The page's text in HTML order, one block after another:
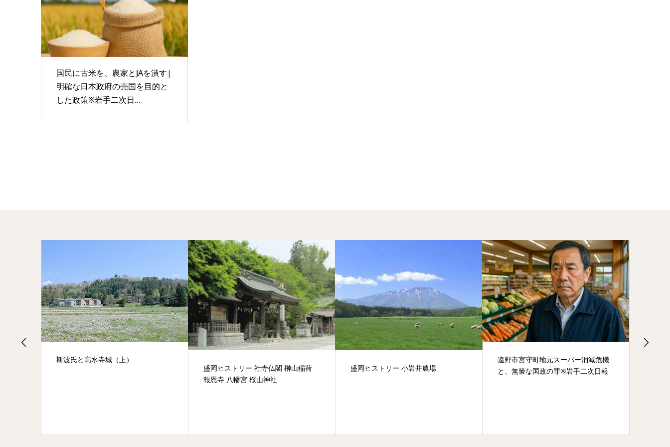
国民に古米を、農家とJAを潰す|
明確な日本政府の売国を目的と
した政策※岩手二次日...
斯波氏と高水寺城（上）
盛岡ヒストリー 社寺仏閣 榊山稲荷
報恩寺 八幡宮 桜山神社
盛岡ヒストリー 小岩井農場
遠野市宮守町地元スーパー消滅危機
と、無策な国政の罪※岩手二次日報